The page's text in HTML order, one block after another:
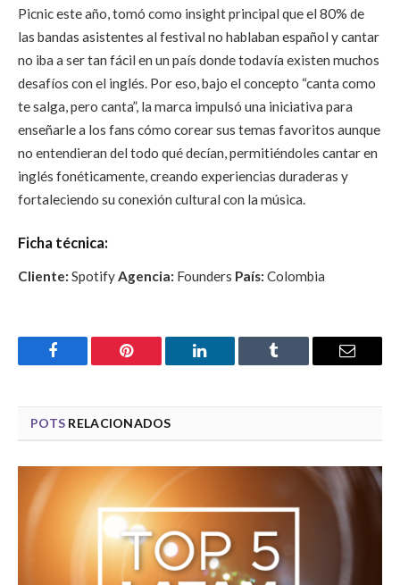
Picnic este año, tomó como insight principal que el 80% de
las bandas asistentes al festival no hablaban español y cantar
no iba a ser tan fácil en un país donde todavía existen muchos
desafíos con el inglés. Por eso, bajo el concepto “canta como
te salga, pero canta”, la marca impulsó una iniciativa para
enseñarle a los fans cómo corear sus temas favoritos aunque
no entendieran del todo qué decían, permitiéndoles cantar en
inglés fonéticamente, creando experiencias duraderas y
fortaleciendo su conexión cultural con la música.
Ficha técnica:
Cliente: SpotifyAgencia: Founders País: Colombia
Facebook Pinterest LinkedIn Tumblr Email
POTS RELACIONADOS